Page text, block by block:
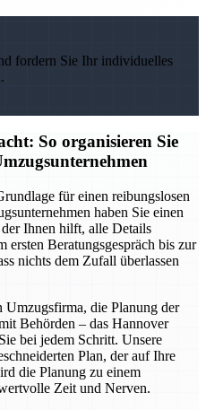
fordern Sie Ihr individuelles
So organisieren Sie
für einen reibungslosen
haben Sie einen
Ihnen hilft, alle Details
ersten Beratungsgespräch bis zur
nichts dem Zufall überlassen
Umzugsfirma, die Planung der
Behörden – das Hannover
bei jedem Schritt. Unsere
Plan, der auf Ihre
die Planung zu einem
Zeit und Nerven.